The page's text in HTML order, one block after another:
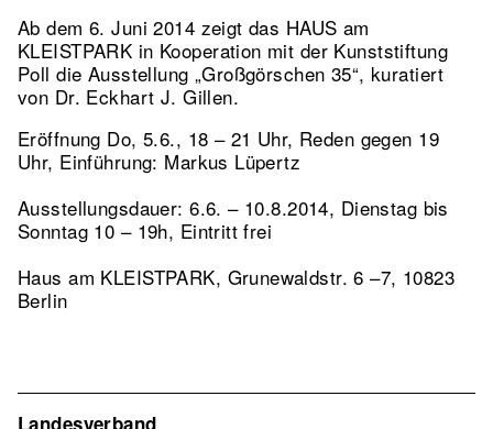
Ab dem 6. Juni 2014 zeigt das HAUS am
KLEISTPARK in Kooperation mit der Kunststiftung
Poll die Ausstellung „Großgörschen 35“, kuratiert
von Dr. Eckhart J. Gillen.
Eröffnung Do, 5.6., 18 – 21 Uhr, Reden gegen 19
Uhr, Einführung: Markus Lüpertz
Ausstellungsdauer: 6.6. – 10.8.2014, Dienstag bis
Sonntag 10 – 19h, Eintritt frei
Haus am KLEISTPARK, Grunewaldstr. 6 –7, 10823
Berlin
Landesverband